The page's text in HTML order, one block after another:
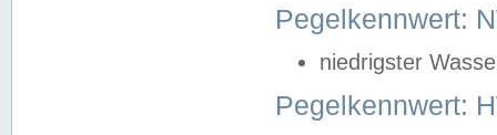
Pegelkennwert:
niedrigster
Pegelkennwert: